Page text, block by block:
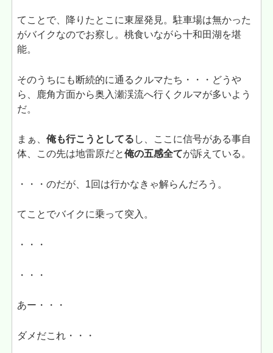
てことで、降りたとこに東屋発見。駐車場は無かった
がバイクなのでお察し。桃食いながら十和田湖を堪
能。
そのうちにも断続的に通るクルマたち・・・どうや
ら、鹿角方面から奥入瀬渓流へ行くクルマが多いよう
だ。
まぁ、俺も行こうとしてる し、ここに信号がある事自
体、この先は地雷原だと俺の五感全てが訴えている。
・・・のだが、1回は行かなきゃ解らんだろう。
てことでバイクに乗って突入。
・・・
・・・
あー・・・
ダメだこれ・・・